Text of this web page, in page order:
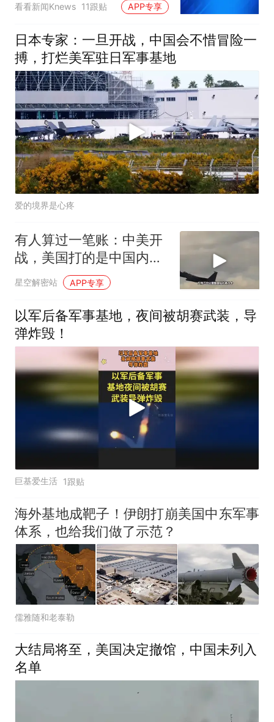
看看新闻Knews 11跟贴 APP专享
日本专家：一旦开战，中国会不惜冒险一
搏，打烂美军驻日军事基地
爱的境界是心疼
有人算过一笔账：中美开
战，美国打的是中国内
陆，中国打的是美国基地
这是“吃亏”？
星空解密站 APP专享
以军后备军事基地，夜间被胡赛武装，导
弹炸毁！
巨基爱生活 1跟贴
海外基地成靶子！伊朗打崩美国中东军事
体系，也给我们做了示范？
儒雅随和老泰勒
大结局将至，美国决定撤馆，中国未列入
名单